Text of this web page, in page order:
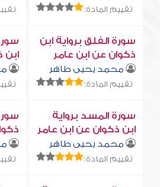
تقييم المادة:
سورة الفلق برواية ابن
ذكوان عن ابن عامر
محمد يحيى طاهر
تقييم المادة:
ابن
سورة المسد برواية
ابن ذكوان عن ابن عامر
محمد يحيى طاهر
تقييم المادة: